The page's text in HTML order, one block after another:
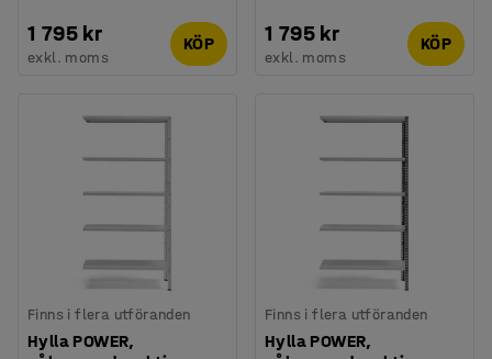
1 795 kr
exkl. moms
KÖP 1 795 kr
exkl. moms
KÖP
Finns i flera utföranden
Hylla POWER,
Finns i flera utföranden
Hylla POWER,